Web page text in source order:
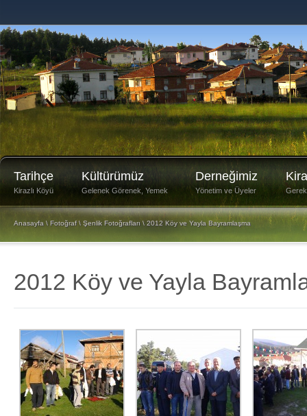
Tarihçe
Kirazlı Köyü
Kültürümüz
Gelenek Görenek, Yemek
Derneğimiz
Yönetim ve Üyeler
Anasayfa \ Fotoğraf \ Şenlik Fotoğrafları \ 2012 Köy ve Yayla Bayramlaşma
2012 Köy ve Yayla